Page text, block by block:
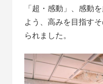
「超・感動」、感動
よう、高みを目指す
られました。